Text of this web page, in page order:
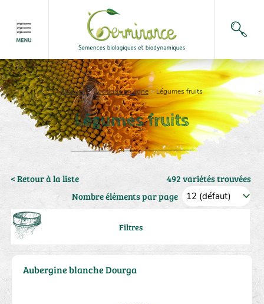
Accueil>Boutique en ligne> Légumes fruits
Légumes fruits
< Retour à la liste
492 variétés trouvées
Nombre éléments par page
Filtres
Aubergine blanche Dourga